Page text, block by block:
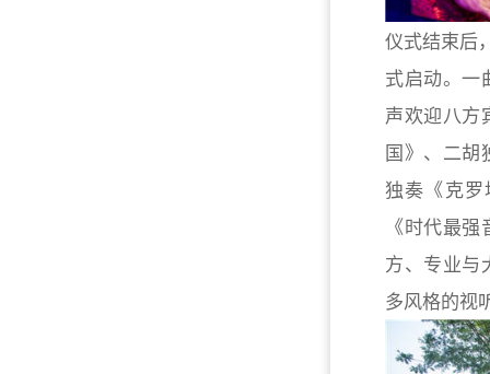
仪式结束后
式启动。一
声欢迎八方
国》、二胡
独奏《克
《时代最
方、专业与
多风格的视